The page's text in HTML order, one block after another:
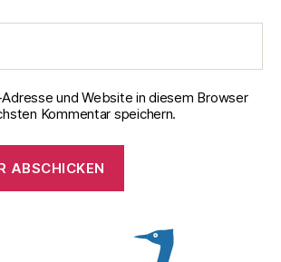
und Website in diesem Browser
Kommentar speichern.